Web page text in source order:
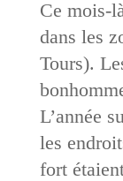
Ce mois-
dans les
Tours).
L’année
les
fort